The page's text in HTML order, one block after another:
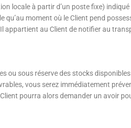
locale à partir d’un poste fixe)
qu’au moment où le Client pend
appartient au Client de notifier au
ou sous réserve des stocks
vous serez immédiatement
pourra alors demander un avoir